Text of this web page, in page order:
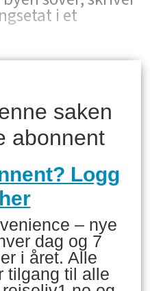
i et
saken
abonnent
Logg
– nye
dag og 7
i året. Alle
tilgang til alle